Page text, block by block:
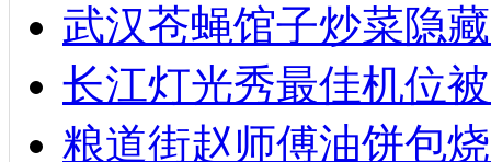
武汉苍蝇馆子炒菜隐
长江灯光秀最佳机位
粮道街赵师傅油饼包